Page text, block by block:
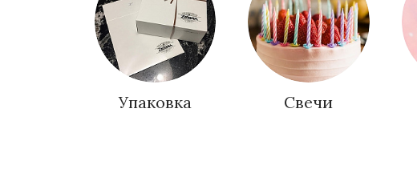
Упаковка Свечи